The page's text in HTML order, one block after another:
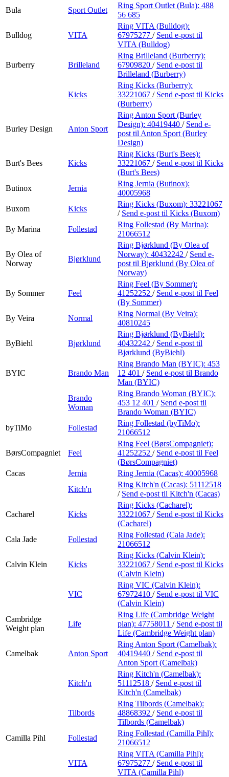
Bula
Sport Outlet
Ring Sport Outlet (Bula): 488
56 685
Bulldog VITA
Ring VITA (Bulldog):
67975277 / Send e-post til
VITA (Bulldog)
Burberry Brilleland
Ring Brilleland (Burberry):
67909820 / Send e-post til
Brilleland (Burberry)
Kicks
Ring Kicks (Burberry):
33221067 / Send e-post til Kicks
(Burberry)
Burley Design Anton Sport
Ring Anton Sport (Burley
Design): 40419440 / Send e-
post til Anton Sport (Burley
Design)
Burt's Bees Kicks
Ring Kicks (Burt's Bees):
33221067 / Send e-post til Kicks
(Burt's Bees)
Butinox
Jernia
Ring Jernia (Butinox):
40005968
Buxom
Kicks
Ring Kicks (Buxom): 33221067
/ Send e-post til Kicks (Buxom)
By Marina
Follestad
Ring Follestad (By Marina):
21066512
By Olea of
Norway
Bjørklund
Ring Bjørklund (By Olea of
Norway): 40432242 / Send e-
post til Bjørklund (By Olea of
Norway)
By Sommer Feel
Ring Feel (By Sommer):
41252252 / Send e-post til Feel
(By Sommer)
By Veira
Normal
Ring Normal (By Veira):
40810245
ByBiehl Bjørklund
Ring Bjørklund (ByBiehl):
40432242 / Send e-post til
Bjørklund (ByBiehl)
BYIC Brando Man
Ring Brando Man (BYIC): 453
12 401 / Send e-post til Brando
Man (BYIC)
Brando
Woman
Ring Brando Woman (BYIC):
453 12 401 / Send e-post til
Brando Woman (BYIC)
byTiMo
Follestad
Ring Follestad (byTiMo):
21066512
BørsCompagniet Feel
Ring Feel (BørsCompagniet):
41252252 / Send e-post til Feel
(BørsCompagniet)
Cacas
Jernia Ring Jernia (Cacas): 40005968
Kitch'n
Ring Kitch'n (Cacas): 51112518
/ Send e-post til Kitch'n (Cacas)
Cacharel Kicks
Ring Kicks (Cacharel):
33221067 / Send e-post til Kicks
(Cacharel)
Cala Jade
Follestad
Ring Follestad (Cala Jade):
21066512
Calvin Klein Kicks
Ring Kicks (Calvin Klein):
33221067 / Send e-post til Kicks
(Calvin Klein)
VIC
Ring VIC (Calvin Klein):
67972410 / Send e-post til VIC
(Calvin Klein)
Cambridge
Weight plan
Life
Ring Life (Cambridge Weight
plan): 47758011 / Send e-post til
Life (Cambridge Weight plan)
Camelbak Anton Sport
Ring Anton Sport (Camelbak):
40419440 / Send e-post til
Anton Sport (Camelbak)
Kitch'n
Ring Kitch'n (Camelbak):
51112518 / Send e-post til
Kitch'n (Camelbak)
Tilbords
Ring Tilbords (Camelbak):
48868392 / Send e-post til
Tilbords (Camelbak)
Camilla Pihl
Follestad
Ring Follestad (Camilla Pihl):
21066512
VITA
Ring VITA (Camilla Pihl):
67975277 / Send e-post til
VITA (Camilla Pihl)